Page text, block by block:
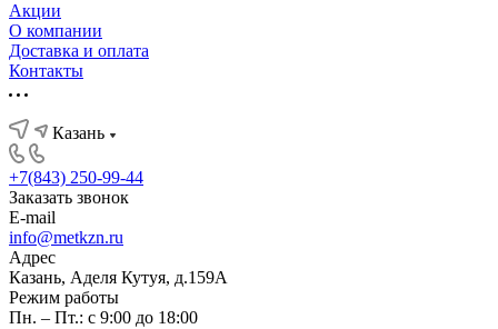
Акции
О компании
Доставка и оплата
Контакты
Казань
+7(843) 250-99-44
Заказать звонок
E-mail
info@metkzn.ru
Адрес
Казань, Аделя Кутуя, д.159А
Режим работы
Пн. – Пт.: с 9:00 до 18:00